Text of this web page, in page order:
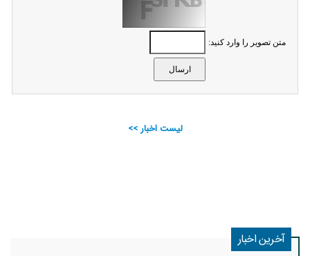
متن تصویر را وارد کنید:
لیست اخبار >>
آخرین اخبار